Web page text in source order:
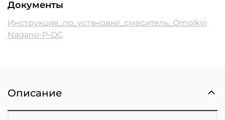
Документы
Инструкция_по_установке_смеситель_Omoikiri
Nagano-P-DC
Описание